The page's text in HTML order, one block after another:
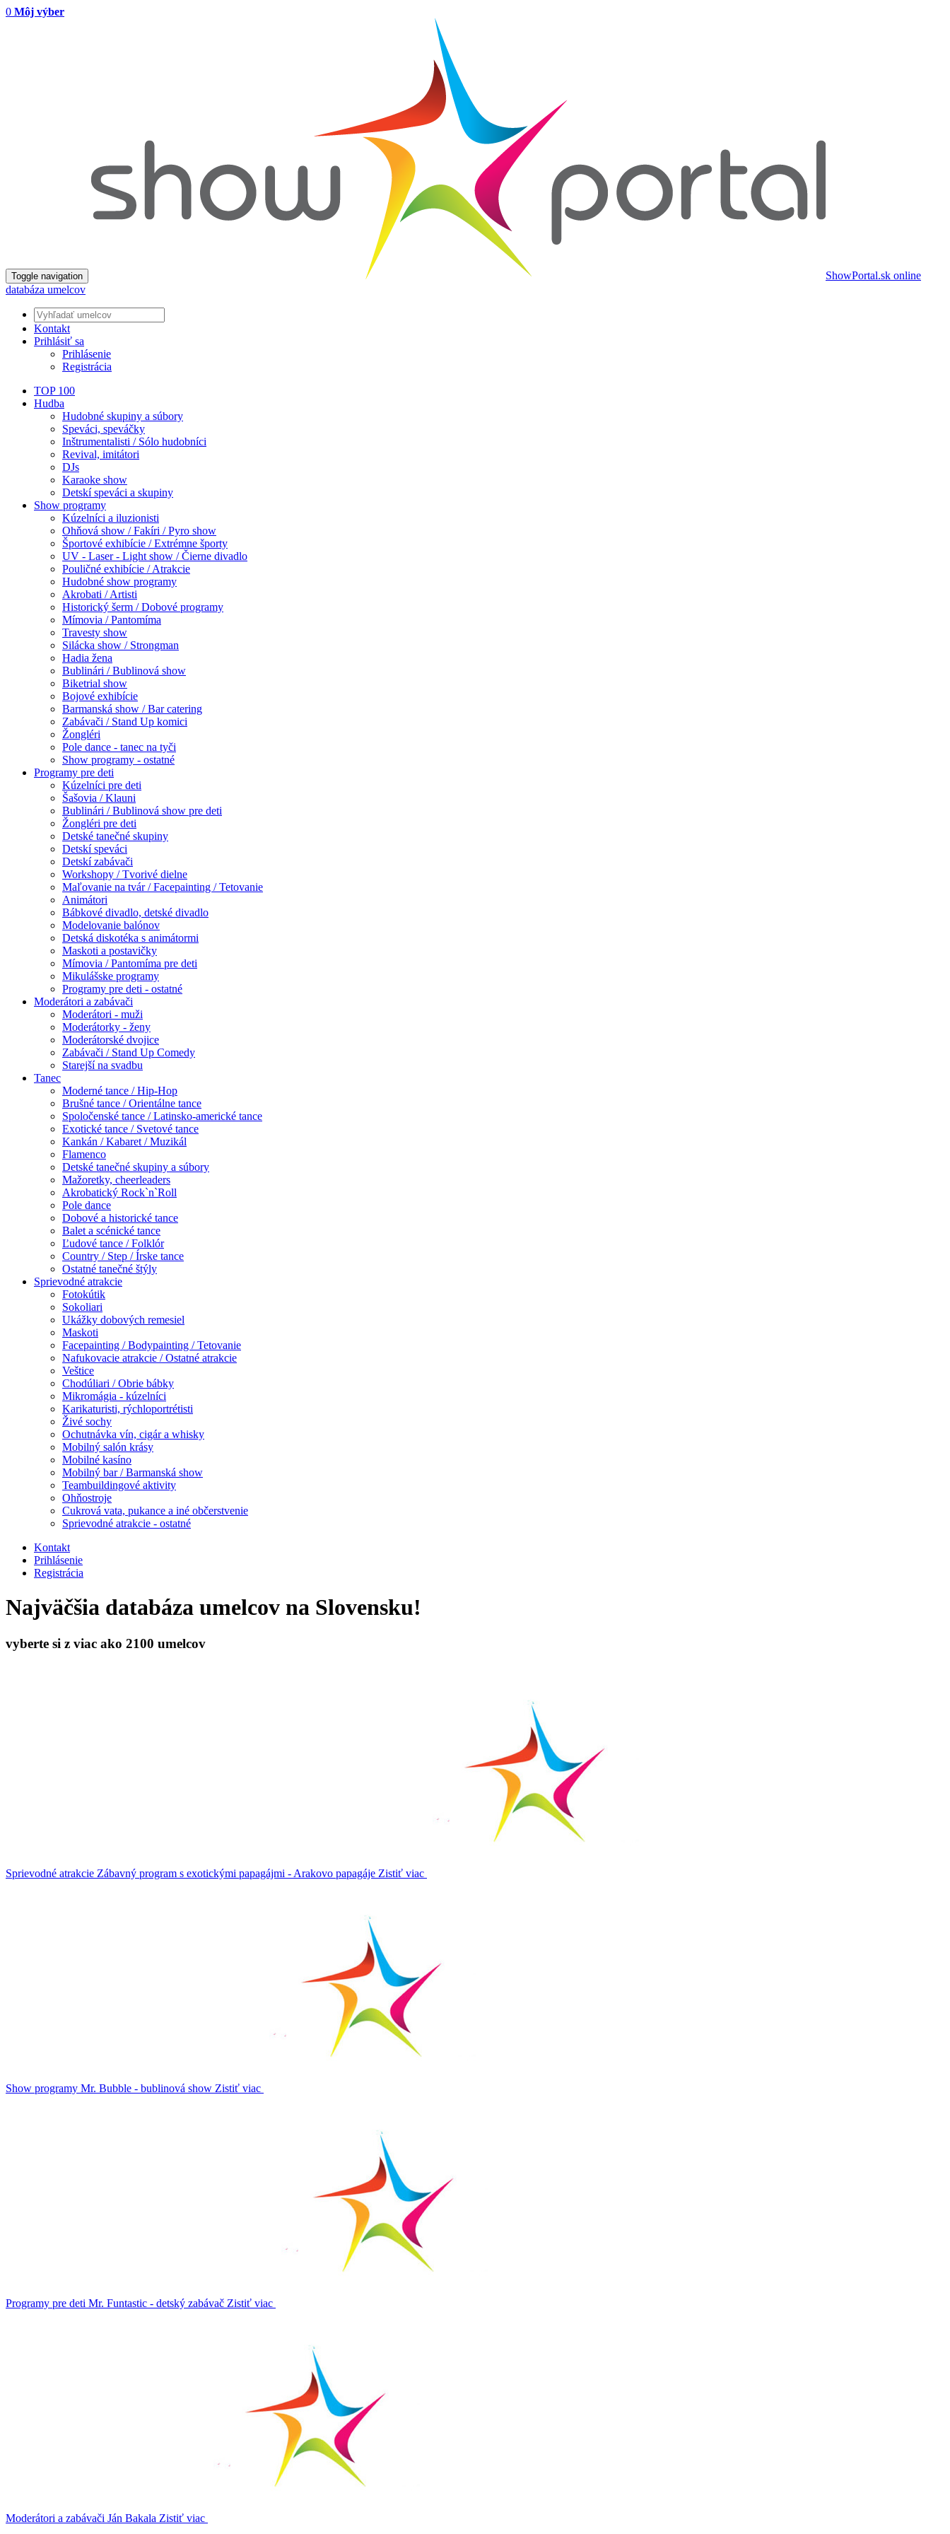
0 Môj výber
Toggle navigation ShowPortal.sk online
databáza umelcov
Kontakt
Prihlásiť sa
Prihlásenie
Registrácia
TOP 100
Hudba
Hudobné skupiny a súbory
Speváci, speváčky
Inštrumentalisti / Sólo hudobníci
Revival, imitátori
DJs
Karaoke show
Detskí speváci a skupiny
Show programy
Kúzelníci a iluzionisti
Ohňová show / Fakíri / Pyro show
Športové exhibície / Extrémne športy
UV - Laser - Light show / Čierne divadlo
Pouličné exhibície / Atrakcie
Hudobné show programy
Akrobati / Artisti
Historický šerm / Dobové programy
Mímovia / Pantomíma
Travesty show
Silácka show / Strongman
Hadia žena
Bublinári / Bublinová show
Biketrial show
Bojové exhibície
Barmanská show / Bar catering
Zabávači / Stand Up komici
Žongléri
Pole dance - tanec na tyči
Show programy - ostatné
Programy pre deti
Kúzelníci pre deti
Šašovia / Klauni
Bublinári / Bublinová show pre deti
Žongléri pre deti
Detské tanečné skupiny
Detskí speváci
Detskí zabávači
Workshopy / Tvorivé dielne
Maľovanie na tvár / Facepainting / Tetovanie
Animátori
Bábkové divadlo, detské divadlo
Modelovanie balónov
Detská diskotéka s animátormi
Maskoti a postavičky
Mímovia / Pantomíma pre deti
Mikulášske programy
Programy pre deti - ostatné
Moderátori a zabávači
Moderátori - muži
Moderátorky - ženy
Moderátorské dvojice
Zabávači / Stand Up Comedy
Starejší na svadbu
Tanec
Moderné tance / Hip-Hop
Brušné tance / Orientálne tance
Spoločenské tance / Latinsko-americké tance
Exotické tance / Svetové tance
Kankán / Kabaret / Muzikál
Flamenco
Detské tanečné skupiny a súbory
Mažoretky, cheerleaders
Akrobatický Rock`n`Roll
Pole dance
Dobové a historické tance
Balet a scénické tance
Ľudové tance / Folklór
Country / Step / Írske tance
Ostatné tanečné štýly
Sprievodné atrakcie
Fotokútik
Sokoliari
Ukážky dobových remesiel
Maskoti
Facepainting / Bodypainting / Tetovanie
Nafukovacie atrakcie / Ostatné atrakcie
Veštice
Chodúliari / Obrie bábky
Mikromágia - kúzelníci
Karikaturisti, rýchloportrétisti
Živé sochy
Ochutnávka vín, cigár a whisky
Mobilný salón krásy
Mobilné kasíno
Mobilný bar / Barmanská show
Teambuildingové aktivity
Ohňostroje
Cukrová vata, pukance a iné občerstvenie
Sprievodné atrakcie - ostatné
Kontakt
Prihlásenie
Registrácia
Najväčšia databáza umelcov na Slovensku!
vyberte si z viac ako 2100 umelcov
Sprievodné atrakcie Zábavný program s exotickými papagájmi - Arakovo papagáje Zistiť viac
Show programy Mr. Bubble - bublinová show Zistiť viac
Programy pre deti Mr. Funtastic - detský zabávač Zistiť viac
Moderátori a zabávači Ján Bakala Zistiť viac